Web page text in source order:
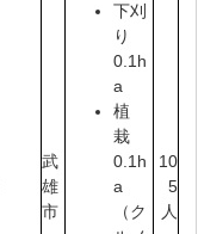
武
雄
市
下刈
り
0.1h
a
植
栽
0.1h
a
（ク
10
5
人